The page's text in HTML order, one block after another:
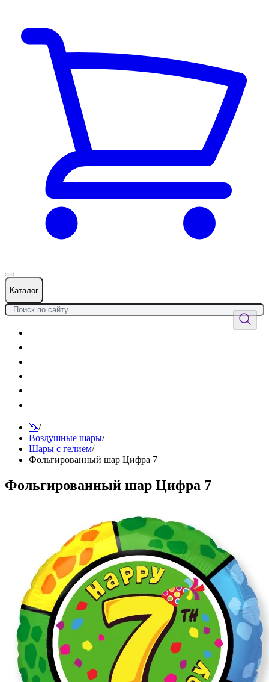
Каталог
🦄/
Воздушные шары/
Шары с гелием/
Фольгированный шар Цифра 7
Фольгированный шар Цифра 7